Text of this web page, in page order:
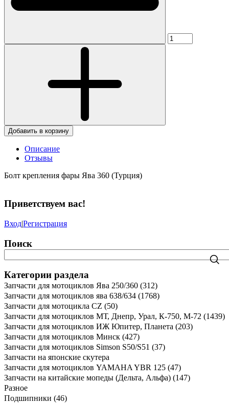
Добавить в корзину
Описание
Отзывы
Болт крепления фары Ява 360 (Турция)
Приветствуем вас!
Вход|Регистрация
Поиск
Категории раздела
Запчасти для мотоциклов Ява 250/360 (312)
Запчасти для мотоциклов ява 638/634 (1768)
Запчасти для мотоцикла CZ (50)
Запчасти для мотоциклов МТ, Днепр, Урал, К-750, М-72 (1439)
Запчасти для мотоциклов ИЖ Юпитер, Планета (203)
Запчасти для мотоциклов Минск (427)
Запчасти для мотоциклов Simson S50/S51 (37)
Запчасти на японские скутера
Запчасти для мотоциклов YAMAHA YBR 125 (47)
Запчасти на китайские мопеды (Дельта, Альфа) (147)
Разное
Подшипники (46)